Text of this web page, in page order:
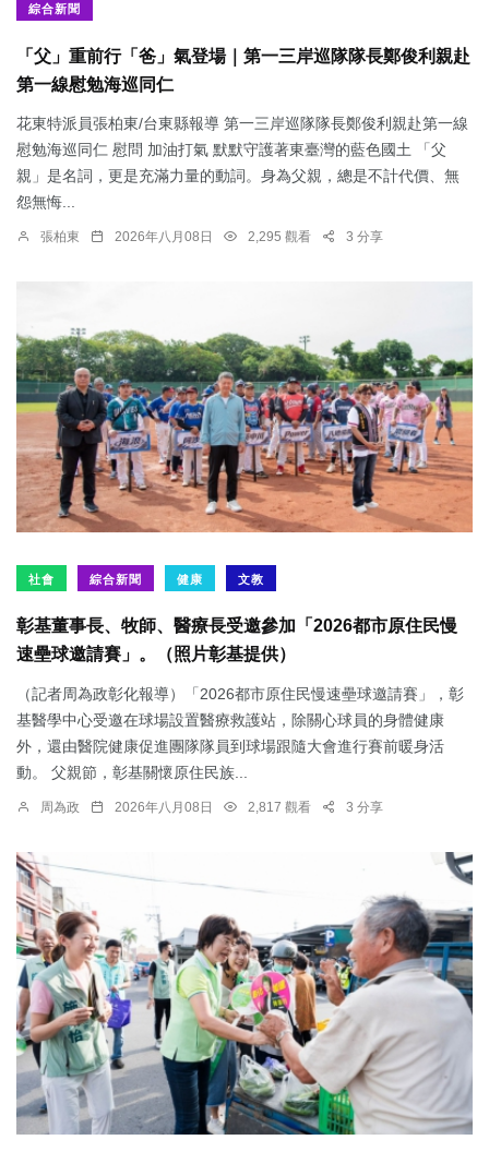
綜合新聞
「父」重前行「爸」氣登場｜第一三岸巡隊隊長鄭俊利親赴
第一線慰勉海巡同仁
花東特派員張柏東/台東縣報導 第一三岸巡隊隊長鄭俊利親赴第一線
慰勉海巡同仁 慰問 加油打氣 默默守護著東臺灣的藍色國土 「父
親」是名詞，更是充滿力量的動詞。身為父親，總是不計代價、無
怨無悔...
張柏東 2026年八月08日 2,295 觀看 3 分享
社會 綜合新聞 健康 文教
彰基董事長、牧師、醫療長受邀參加「2026都市原住民慢
速壘球邀請賽」。（照片彰基提供）
（記者周為政彰化報導）「2026都市原住民慢速壘球邀請賽」，彰
基醫學中心受邀在球場設置醫療救護站，除關心球員的身體健康
外，還由醫院健康促進團隊隊員到球場跟隨大會進行賽前暖身活
動。 父親節，彰基關懷原住民族...
周為政 2026年八月08日 2,817 觀看 3 分享